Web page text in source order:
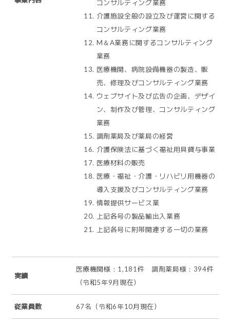
コンサルティング業務
介護施設全般の設立及び運営に関する
コンサルティング業務
M＆A業務に関するコンサルティング
業務
医療機関、病院設備機器の製造、販
売、修理及びコンサルティング業務
ウェブサイト及び広告の企画、デザイ
ン、制作及び管理、コンサルティング
業務
調剤薬局及び薬局の経営
介護保険法に基づく福祉用具貸与事業
医療材料の販売
医療・福祉・介護・リハビリ用機器の
導入支援及びコンサルティング業務
情報提供サービス業
上記各号の製品輸出入業務
上記各号に附帯関連する一切の業務
実績
医療機関様：1,181件 調剤薬局様：394件
（令和5年9月現在）
従業員数 67名（令和6年10月現在）